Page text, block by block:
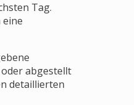
Tag.
abgestellt
detaillierten